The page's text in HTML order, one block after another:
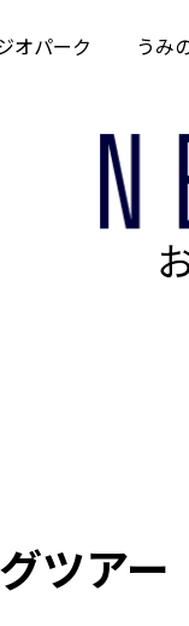
オパーク うみ
ツアー